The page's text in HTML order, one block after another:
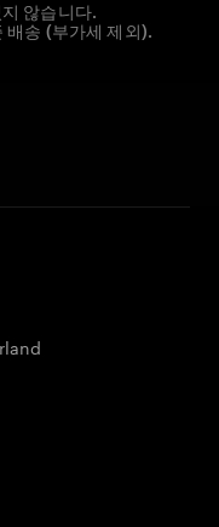
않습니다.
송 (부가세 제외).